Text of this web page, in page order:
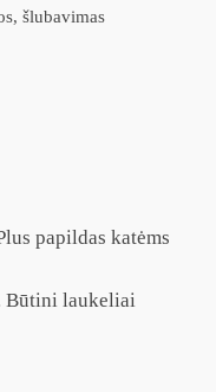
šlubavimas
papildas katėms
Būtini laukeliai